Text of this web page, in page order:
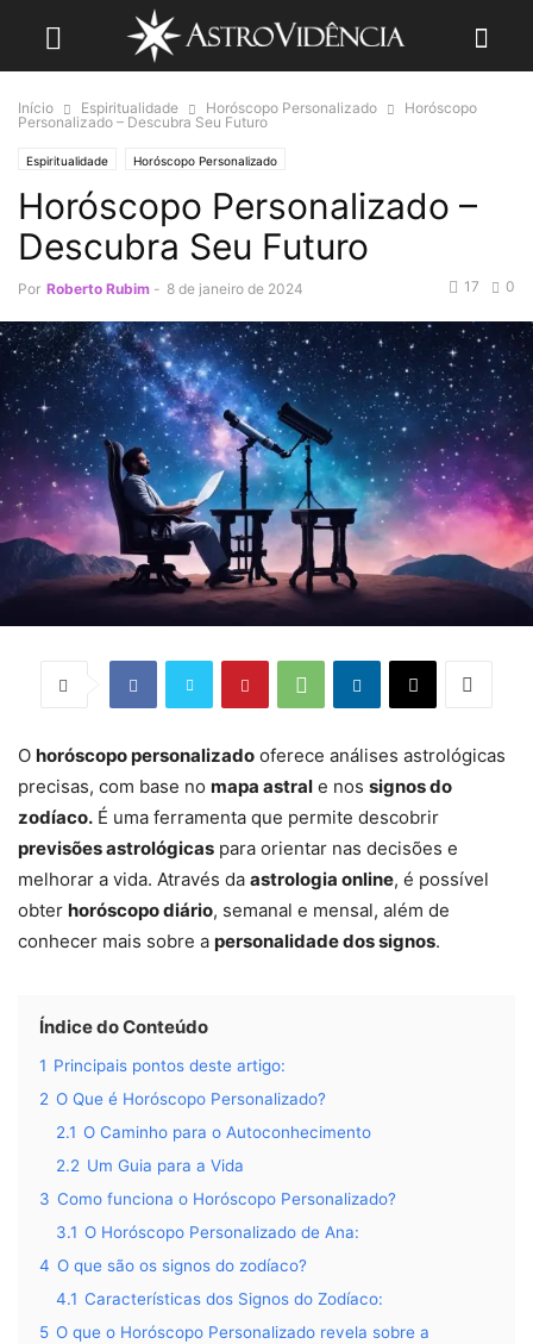
Início Espiritualidade Horóscopo Personalizado
Horóscopo
Personalizado – Descubra Seu Futuro
Espiritualidade Horóscopo Personalizado
Horóscopo Personalizado –
Descubra Seu Futuro
Por Roberto Rubim - 8 de janeiro de 2024 0
17
O horóscopo personalizado oferece análises astrológicas
precisas, com base no mapa astral e nos signos do
zodíaco. É uma ferramenta que permite descobrir
previsões astrológicas para orientar nas decisões e
melhorar a vida. Através da astrologia online, é possível
obter horóscopo diário, semanal e mensal, além de
conhecer mais sobre a personalidade dos signos.
Índice do Conteúdo
1 Principais pontos deste artigo:
2 O Que é Horóscopo Personalizado?
2.1 O Caminho para o Autoconhecimento
2.2 Um Guia para a Vida
3 Como funciona o Horóscopo Personalizado?
3.1 O Horóscopo Personalizado de Ana:
4 O que são os signos do zodíaco?
4.1 Características dos Signos do Zodíaco:
5 O que o Horóscopo Personalizado revela sobre a